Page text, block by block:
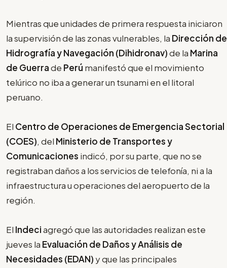
Mientras que unidades de primera respuesta iniciaron
la supervisión de las zonas vulnerables, la Dirección de
Hidrografía y Navegación (Dihidronav)de la Marina
de Guerrade Perú manifestó que el movimiento
telúrico no iba a generar un tsunami en el litoral
peruano.
El Centro de Operaciones de Emergencia Sectorial
(COES), del Ministerio de Transportes y
Comunicaciones indicó, por su parte, que no se
registraban daños a los servicios de telefonía, ni a la
infraestructura u operaciones del aeropuerto de la
región.
El Indeciagregó que las autoridades realizan este
jueves la Evaluación de Daños y Análisis de
Necesidades (EDAN) y que las principales